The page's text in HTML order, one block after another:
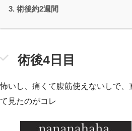
術後約2週間
術後4日目
怖いし、痛くて腹筋使えないしで
て見たのがコレ